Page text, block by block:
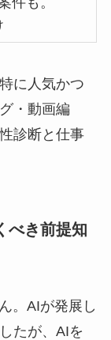
に人気かつ
・動画編
診断と仕事
べき前提知
。AIが発展し
たが、AIを